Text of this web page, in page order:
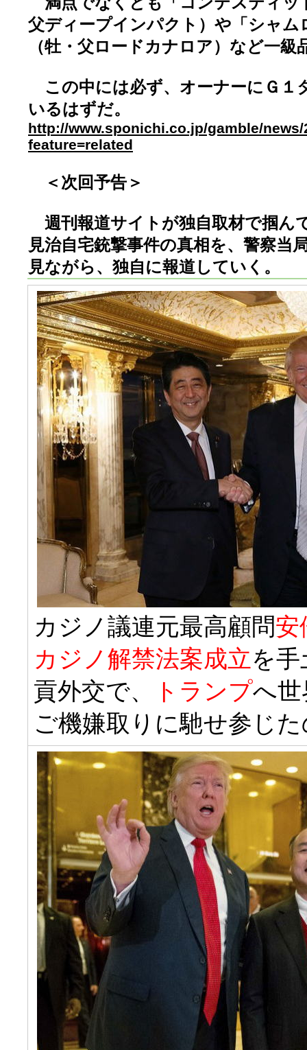
父ディープインパクト）や「シャム
（牡・父ロードカナロア）など一級
この中には必ず、オーナーにＧ１
いるはずだ。
http://www.sponichi.co.jp/gamble/news/
feature=related
＜次回予告＞
週刊報道サイトが独自取材で掴ん
見治自宅銃撃事件の真相を、警察当
見ながら、独自に報道していく。
カジノ議連元最高顧問安
カジノ解禁法案成立を
貢外交で、
トランプへ
ご機嫌取りに馳せ参じ